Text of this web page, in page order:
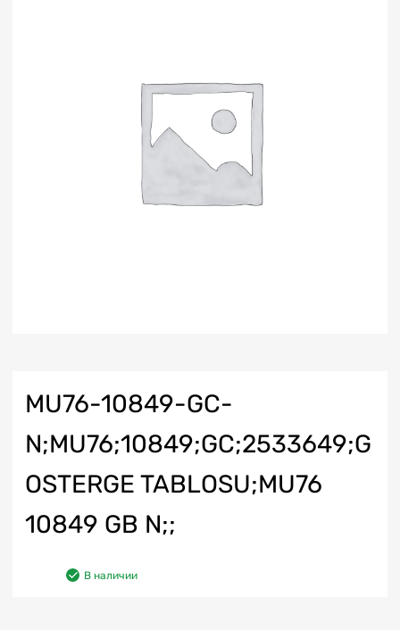
MU76-10849-GC-
N;MU76;10849;GC;2533649;G
OSTERGE TABLOSU;MU76
10849 GB N;;
В наличии